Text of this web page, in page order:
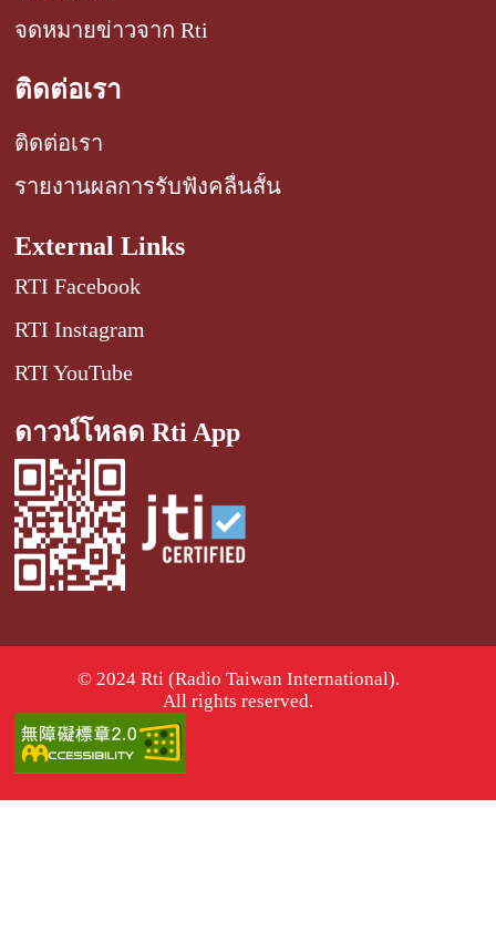
จดหมายข่าวจาก Rti
ติดต่อเรา
ติดต่อเรา
รายงานผลการรับฟังคลื่นสั้น
External Links
RTI Facebook
RTI Instagram
RTI YouTube
ดาวน์โหลด Rti App
© 2024 Rti (Radio Taiwan International).
All rights reserved.